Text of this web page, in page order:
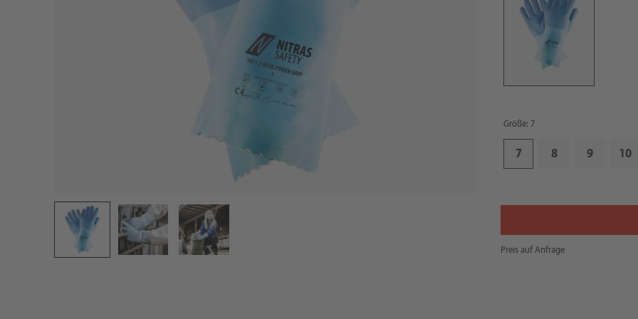
Größe: 7
7 8 9 10
Preis auf Anfrage